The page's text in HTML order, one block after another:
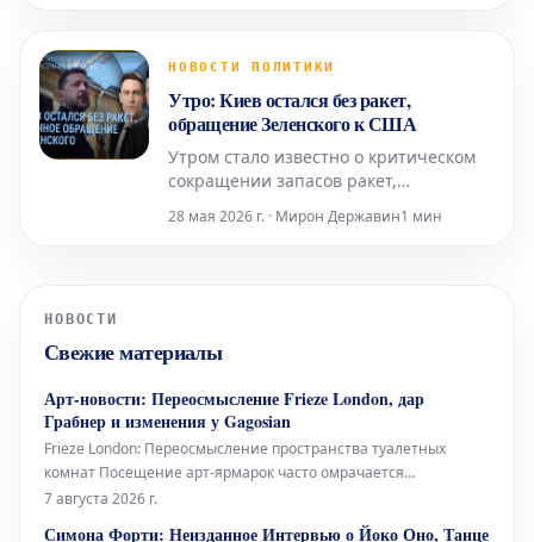
Facebook, в котором сообщил о своем
Он также отметил, что поли
НОВОСТИ ПОЛИТИКИ
Утро: Киев остался без ракет,
обращение Зеленского к США
Утром стало известно о критическом
сокращении запасов ракет,
продолжающихся атак. В связи с этой
призывая к немедленной военной
28 мая 2026 г. · Мирон Державин1 мин
НОВОСТИ
Свежие материалы
Арт-новости: Переосмысление Frieze London, дар
Грабнер и изменения у Gagosian
Frieze London: Переосмысление пространства туалетных
комнат Посещение арт-ярмарок часто омрачается
состоянием туалетных комнат – будь то унылые биотуалеты в
7 августа 2026 г.
Симона Форти: Неизданное Интервью о Йоко Оно, Танце